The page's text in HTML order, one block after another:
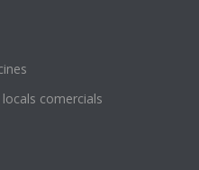
comercials